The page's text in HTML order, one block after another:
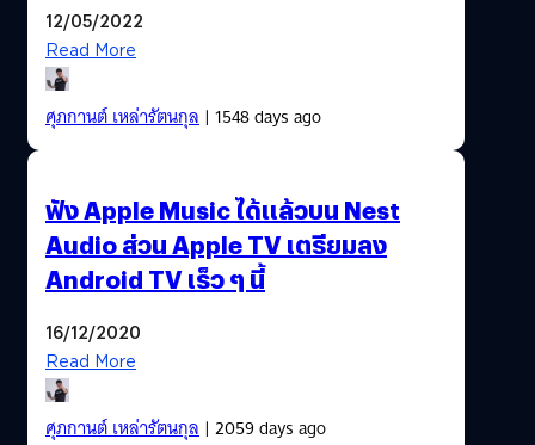
12/05/2022
Read More
ศุภกานต์ เหล่ารัตนกุล| 1548 days ago
ฟัง Apple Music ได้แล้วบน Nest
Audio ส่วน Apple TV เตรียมลง
Android TV เร็ว ๆ นี้
16/12/2020
Read More
ศุภกานต์ เหล่ารัตนกุล| 2059 days ago